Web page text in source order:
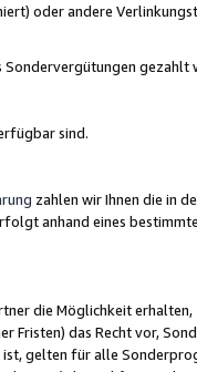
oder andere
gezahlt
sind.
zahlen wir Ihnen die in
anhand eines
die Möglichkeit
Fristen) das Recht vor,
gelten für alle